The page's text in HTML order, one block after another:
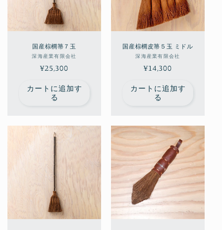
国産棕櫚箒７玉
販
売
深海産業有限会社
通
価
¥25,300
カートに追加す
る
国産棕櫚皮箒５玉 ミドル
販
売
深海産業有限会社
通
価
¥14,300
カートに追加す
る